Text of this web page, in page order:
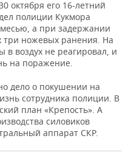
октября его 16-летний
полиции Кукмора
а при задержании
три ножевых ранения. На
воздух не реагировал, и
на поражение.
дело о покушении на
сотрудника полиции. В
план «Крепость». А
силовиков
аппарат СКР.